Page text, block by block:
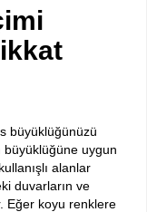
büyüklüğünüzü
büyüklüğüne uygun
alanlar
duvarların ve
Eğer koyu renklere